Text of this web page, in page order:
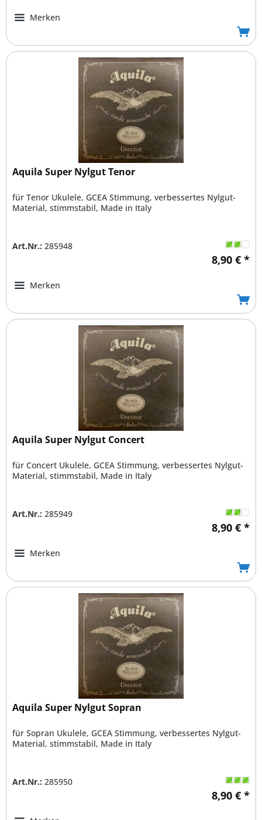
Merken
Aquila Super Nylgut Tenor
für Tenor Ukulele, GCEA Stimmung, verbessertes Nylgut-
Material, stimmstabil, Made in Italy
Art.Nr.: 285948
8,90 € *
Merken
Aquila Super Nylgut Concert
für Concert Ukulele, GCEA Stimmung, verbessertes Nylgut-
Material, stimmstabil, Made in Italy
Art.Nr.: 285949
8,90 € *
Merken
Aquila Super Nylgut Sopran
für Sopran Ukulele, GCEA Stimmung, verbessertes Nylgut-
Material, stimmstabil, Made in Italy
Art.Nr.: 285950
8,90 € *